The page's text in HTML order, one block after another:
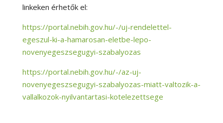
linkeken érhetők el:
https://portal.nebih.gov.hu/-/uj-rendelettel-
egeszul-ki-a-hamarosan-eletbe-lepo-
novenyegeszsegugyi-szabalyozas
https://portal.nebih.gov.hu/-/az-uj-
novenyegeszsegugyi-szabalyozas-miatt-valtozik-a-
vallalkozok-nyilvantartasi-kotelezettsege